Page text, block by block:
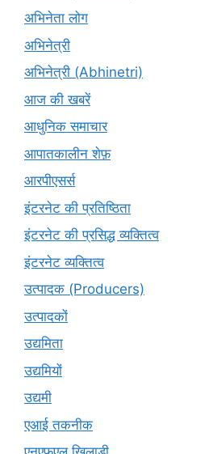
अभिनेता लोग
अभिनेत्री
अभिनेत्री (Abhinetri)
आज की खबरें
आधुनिक समाचार
आपातकालीन शेफ़
आरपीएसर्स
इंटरनेट की प्रतिष्ठिता
इंटरनेट की प्रसिद्ध व्यक्तित्व
इंटरनेट व्यक्तित्व
उत्पादक (Producers)
उत्पादकों
उद्यमिता
उद्यमियों
उद्यमी
एआई तकनीक